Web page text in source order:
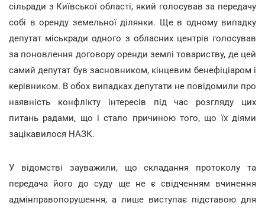
сільради з Київської області, який голосував за передачу
собі в оренду земельної ділянки. Ще в одному випадку
депутат міськради одного з обласних центрів голосував
за поновлення договору оренди землі товариству, де цей
самий депутат був засновником, кінцевим бенефіціаром і
керівником. В обох випадках депутати не повідомили про
наявність конфлікту інтересів під час розгляду цих
питань радами, що і стало причиною того, що їх діями
зацікавилося НАЗК.
У відомстві зауважили, що складання протоколу та
передача його до суду ще не є свідченням вчинення
адмінправопорушення, а лише виступає підставою для